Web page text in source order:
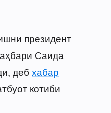
президент
Саида
деб хабар
котиби